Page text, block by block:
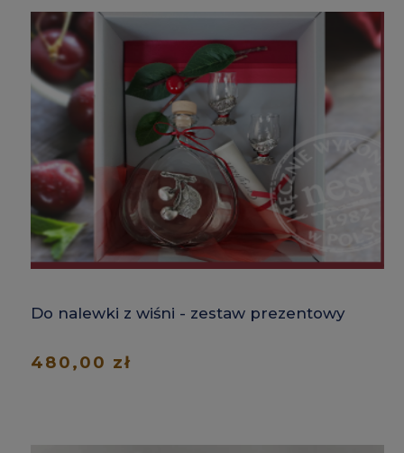
Do nalewki z wiśni - zestaw prezentowy
480,00 zł